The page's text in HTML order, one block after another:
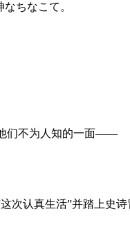
ちなこて。
们不为人知的一面——
次认真生活”并踏上史诗